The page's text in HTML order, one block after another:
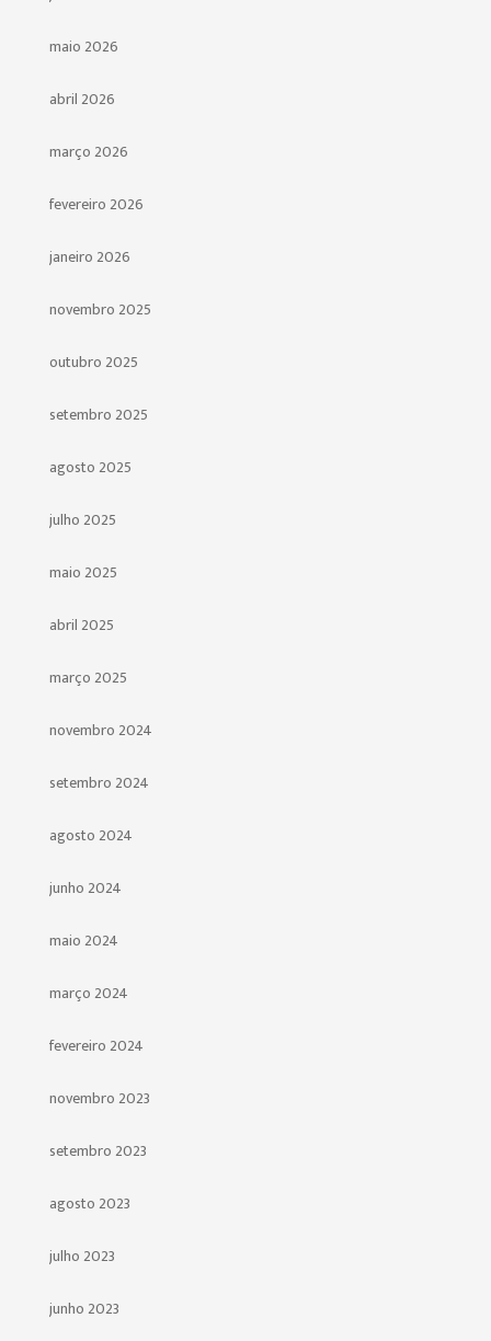
maio 2026
abril 2026
março 2026
fevereiro 2026
janeiro 2026
novembro 2025
outubro 2025
setembro 2025
agosto 2025
julho 2025
maio 2025
abril 2025
março 2025
novembro 2024
setembro 2024
agosto 2024
junho 2024
maio 2024
março 2024
fevereiro 2024
novembro 2023
setembro 2023
agosto 2023
julho 2023
junho 2023